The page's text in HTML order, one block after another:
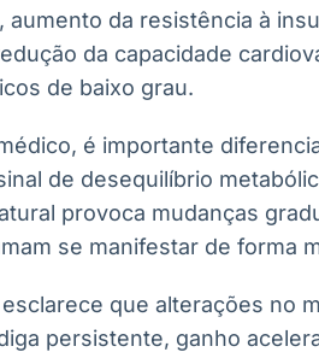
da resistência à
da capacidade
de baixo grau.
é importante
de desequilíbrio
provoca mudanças
se manifestar de forma
esclarece que alterações no
persistente, ganho